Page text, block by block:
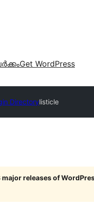
Get WordPress
Directorylisticle
releases of